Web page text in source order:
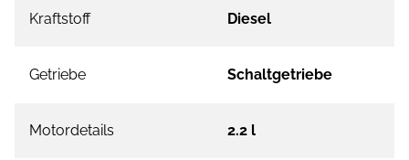
Kraftstoff Diesel
Getriebe Schaltgetriebe
Motordetails 2.2 l